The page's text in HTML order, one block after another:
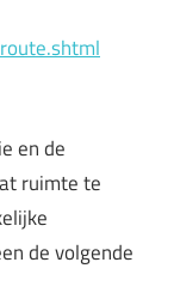
en de
ruimte te
de volgende